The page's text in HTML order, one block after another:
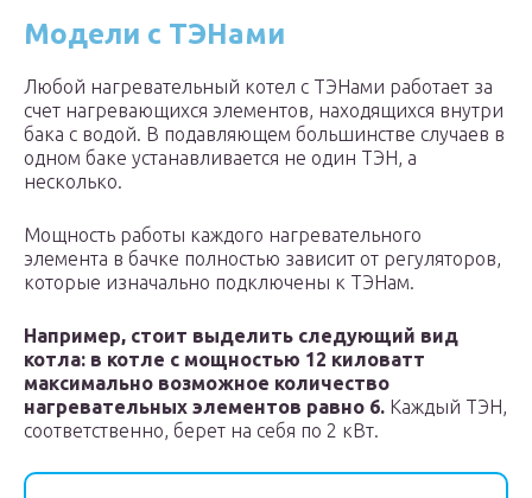
Модели с ТЭНами
Любой нагревательный котел с ТЭНами работает за
счет нагревающихся элементов, находящихся внутри
бака с водой. В подавляющем большинстве случаев в
одном баке устанавливается не один ТЭН, а
несколько.
Мощность работы каждого нагревательного
элемента в бачке полностью зависит от регуляторов,
которые изначально подключены к ТЭНам.
Например, стоит выделить следующий вид
котла: в котле с мощностью 12 киловатт
максимально возможное количество
нагревательных элементов равно 6. Каждый ТЭН,
соответственно, берет на себя по 2 кВт.